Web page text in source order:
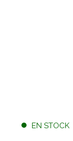
EN STOCK